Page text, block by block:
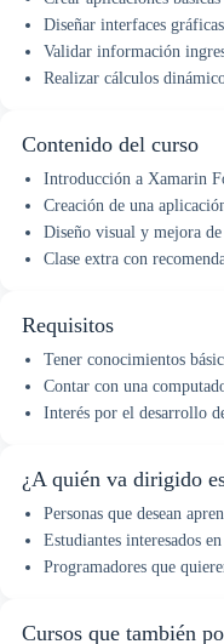
Diseñar interfaces
Validar información
Realizar cálculos
Contenido del curso
Introducción a Xamarin
Creación de una
Diseño visual y mejora
Clase extra con
Requisitos
Tener conocimientos
Contar con una
Interés por el desarrollo
¿A quién va dirigido
Personas que desean
Estudiantes interesados
Programadores que
Cursos que también